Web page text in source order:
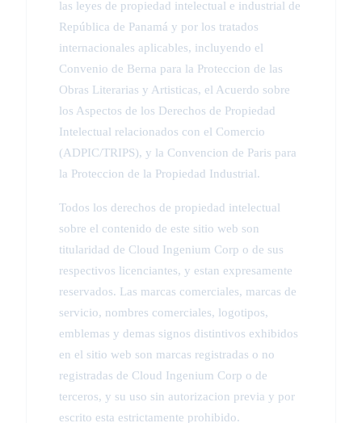
las leyes de propiedad intelectual e industrial de
República de Panamá y por los tratados
internacionales aplicables, incluyendo el
Convenio de Berna para la Proteccion de las
Obras Literarias y Artisticas, el Acuerdo sobre
los Aspectos de los Derechos de Propiedad
Intelectual relacionados con el Comercio
(ADPIC/TRIPS), y la Convencion de Paris para
la Proteccion de la Propiedad Industrial.
Todos los derechos de propiedad intelectual
sobre el contenido de este sitio web son
titularidad de Cloud Ingenium Corp o de sus
respectivos licenciantes, y estan expresamente
reservados. Las marcas comerciales, marcas de
servicio, nombres comerciales, logotipos,
emblemas y demas signos distintivos exhibidos
en el sitio web son marcas registradas o no
registradas de Cloud Ingenium Corp o de
terceros, y su uso sin autorizacion previa y por
escrito esta estrictamente prohibido.